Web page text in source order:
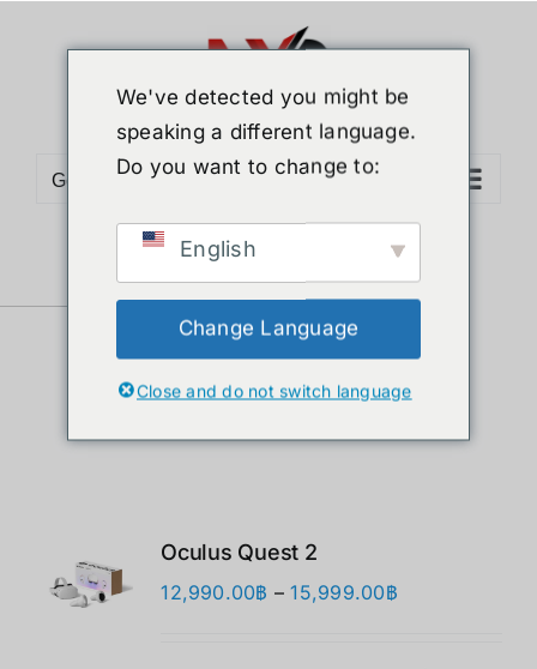
Go to...
Sort byPopularity
Show12 Products
Oculus Quest 2
12,990.00฿ – 15,999.00฿Price
We've detected you might be
speaking a different language.
Do you want to change to:
English
Change Language
Close and do not switch language